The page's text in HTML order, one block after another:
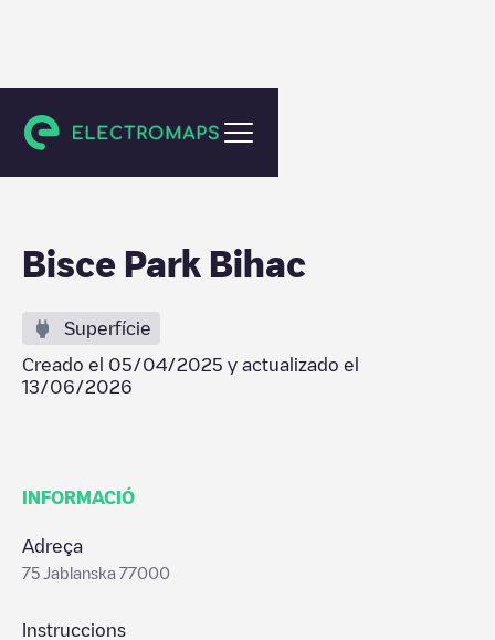
Bihać
Bisce Park Bihac
Superfície
Creado el 05/04/2025 y actualizado el
13/06/2026
INFORMACIÓ
Adreça
75 Jablanska 77000
Instruccions